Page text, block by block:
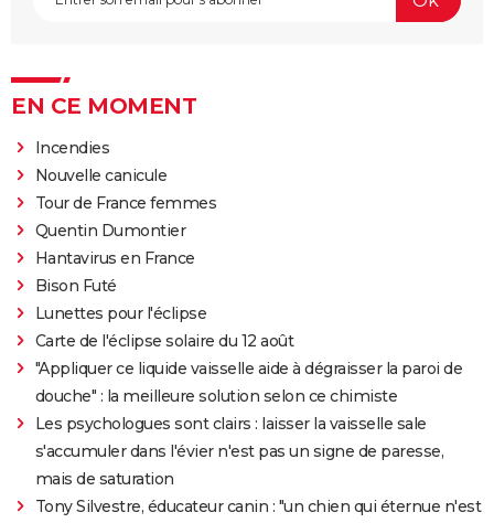
EN CE MOMENT
Incendies
Nouvelle canicule
Tour de France femmes
Quentin Dumontier
Hantavirus en France
Bison Futé
Lunettes pour l'éclipse
Carte de l'éclipse solaire du 12 août
"Appliquer ce liquide vaisselle aide à dégraisser la paroi de
douche" : la meilleure solution selon ce chimiste
Les psychologues sont clairs : laisser la vaisselle sale
s'accumuler dans l'évier n'est pas un signe de paresse,
mais de saturation
Tony Silvestre, éducateur canin : "un chien qui éternue n'est